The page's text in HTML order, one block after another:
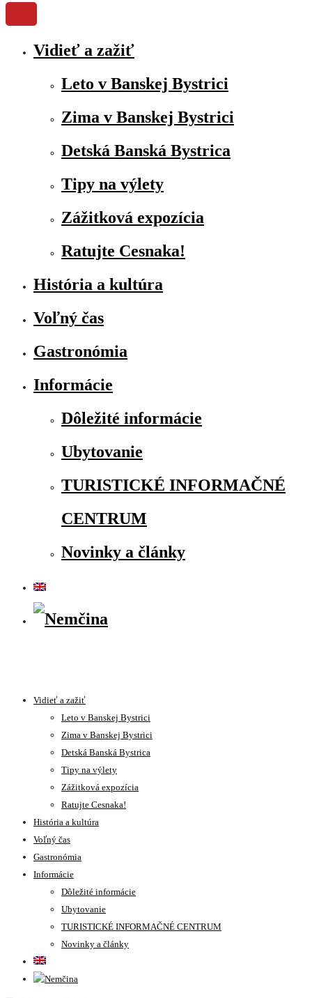
Vidieť a zažiť
Leto v Banskej Bystrici
Zima v Banskej Bystrici
Detská Banská Bystrica
Tipy na výlety
Zážitková expozícia
Ratujte Cesnaka!
História a kultúra
Voľný čas
Gastronómia
Informácie
Dôležité informácie
Ubytovanie
TURISTICKÉ INFORMAČNÉ
CENTRUM
Novinky a články
Vidieť a zažiť
Leto v Banskej Bystrici
Zima v Banskej Bystrici
Detská Banská Bystrica
Tipy na výlety
Zážitková expozícia
Ratujte Cesnaka!
História a kultúra
Voľný čas
Gastronómia
Informácie
Dôležité informácie
Ubytovanie
TURISTICKÉ INFORMAČNÉ CENTRUM
Novinky a články